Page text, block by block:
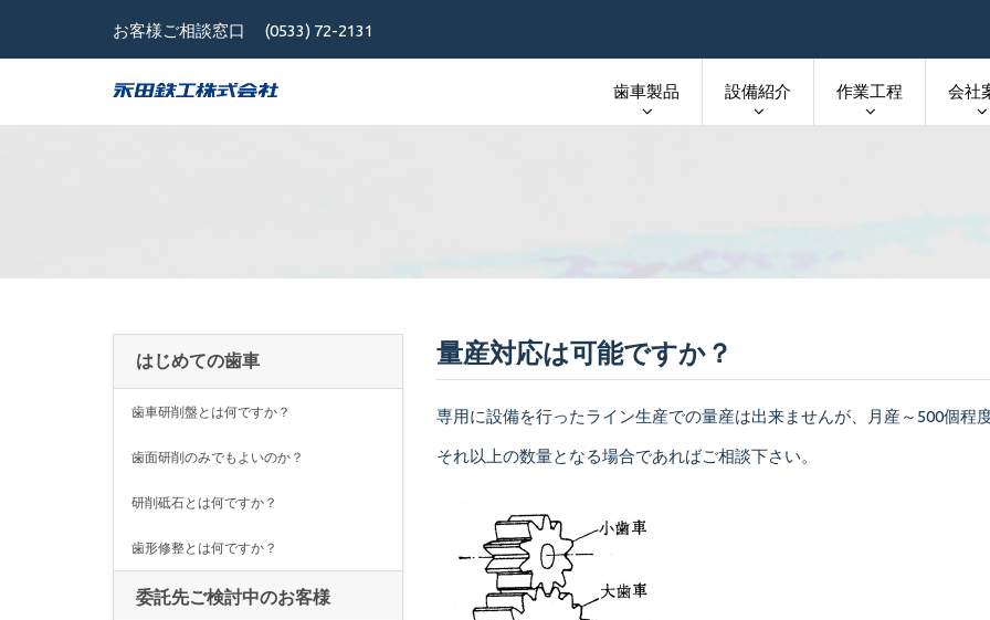
お客様ご相談窓口 (0533) 72-2131
歯車製品 設備紹介 作業工程 会社
量産対応は可能ですか？
専用に設備を行ったライン生産での量産は出来ませんが、月産～500個程
それ以上の数量となる場合であればご相談下さい。
はじめての歯車
歯車研削盤とは何ですか？
歯面研削のみでもよいのか？
研削砥石とは何ですか？
歯形修整とは何ですか？
委託先ご検討中のお客様